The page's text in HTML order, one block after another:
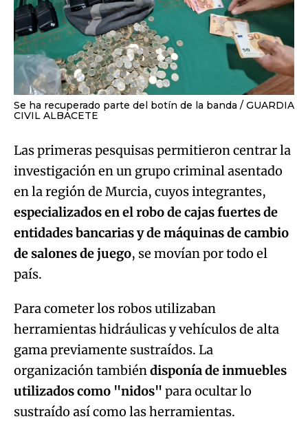
Se ha recuperado parte del botín de la banda
GUARDIA
CIVIL ALBACETE
Las primeras pesquisas permitieron centrar la
investigación en un grupo criminal asentado
en la región de Murcia, cuyos integrantes,
especializados en el robo de cajas fuertes de
entidades bancarias y de máquinas de cambio
de salones de juego, se movían por todo el
país.
Para cometer los robos utilizaban
herramientas hidráulicas y vehículos de alta
gama previamente sustraídos. La
organización tambiéndisponía de inmuebles
utilizados como "nidos" para ocultar lo
sustraído así como las herramientas.